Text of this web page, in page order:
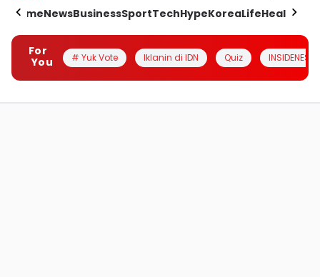
HomeNewsBusinessSportTechHypeKoreaLifeHealth
For
You
# Yuk Vote Iklanin di IDN Quiz INSIDENESIA